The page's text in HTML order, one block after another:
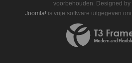
voorbehouden. Designed by
Joomla! is vrije software uitgegeven